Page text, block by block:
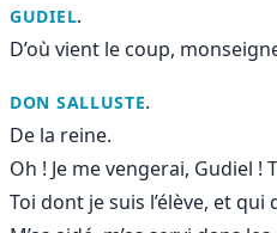
GUDIEL.
D’où vient le coup,
DON SALLUSTE.
De la reine.
Oh ! Je me vengerai, Gudiel !
Toi dont je suis l’élève, et